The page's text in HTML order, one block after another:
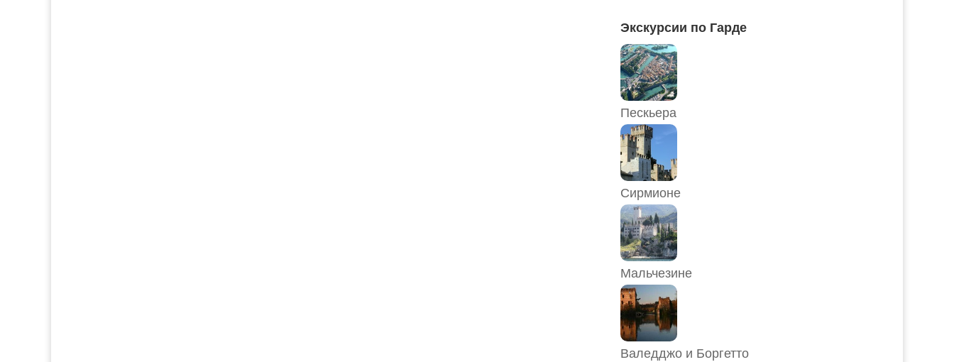
Экскурсии по Гарде
Пескьера
Сирмионе
Мальчезине
Валедджо и Боргетто